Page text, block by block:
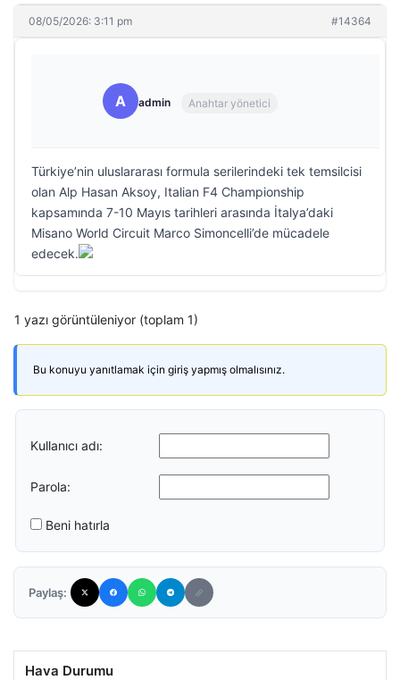
08/05/2026: 3:11 pm #14364
A admin Anahtar yönetici
Türkiye’nin uluslararası formula serilerindeki tek temsilcisi
olan Alp Hasan Aksoy, Italian F4 Championship
kapsamında 7-10 Mayıs tarihleri arasında İtalya’daki
Misano World Circuit Marco Simoncelli’de mücadele
edecek.
1 yazı görüntüleniyor (toplam 1)
Bu konuyu yanıtlamak için giriş yapmış olmalısınız.
Kullanıcı adı:
Parola:
Beni hatırla
Paylaş:
Hava Durumu